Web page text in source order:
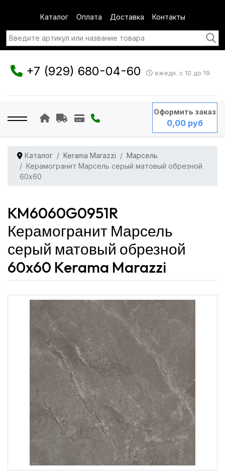
Каталог Оплата Доставка Контакты
+7 (929) 680-04-60 ежедн. с 10 до 19
Оформить заказ
0,00 руб
Каталог Kerama Marazzi
Марсель
Керамогранит Марсель серый матовый обрезной
60x60
KM6060G0951R
Керамогранит Марсель
серый матовый обрезной
60x60 Kerama Marazzi